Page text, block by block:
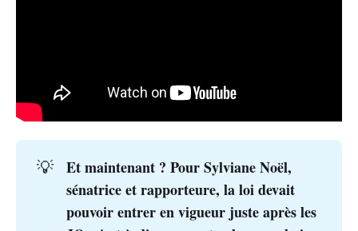
💡
Et maintenant ? Pour Sylviane Noël,
sénatrice et rapporteure, la loi devait
pouvoir entrer en vigueur juste après les